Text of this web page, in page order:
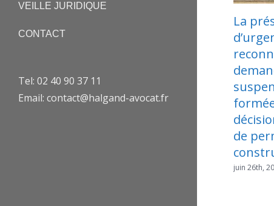
VEILLE JURIDIQUE
CONTACT
Tel: 02 40 90 37 11
Email: contact@halgand-avocat.fr
reconnue pour les
formées contre une
décision de retrait
0 commentaire